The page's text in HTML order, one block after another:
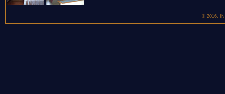
© 2016,